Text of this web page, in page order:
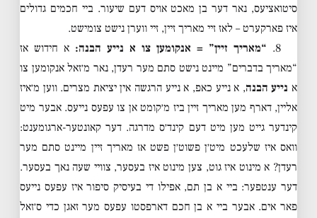
סיטואציעס, נאר דער בן מאכט אויס דעם שיעור. ביי חכמים גדולים
איז פארקערט – לאז זיי מאריך זיין, זיי ווערן נישט צומישט.
8.
“מאריך זיין” = אנקומען צו א נייע הבנה: א חידוש אז
“מאריך בדברים” מיינט נישט סתם מער רעדן, נאר מ׳זאל אנקומען צו
א נייע הבנה, א נייע כאפ, א נייע הרגשה אין יציאת מצרים. ווען מ׳איז
אליין, דארף מען מאריך זיין ביז מ׳קומט אן צו עפעס נייעס. אבער מיט
קינדער גייט מען מיט דעם קינד׳ס מדרגה. דער קאונטער-ארגומענט:
וואס איז שלעכט מיט׳ן פשוט׳ן פשט אז מאריך זיין מיינט סתם מער
רעדן? א מינוט איז גוט, צען מינוט איז בעסער, צוויי שעה נאך בעסער.
דער ענטפער: ביי א בן תם, אפילו די בעיסיק סיפור איז עפעס נייעס
פאר אים. אבער ביי א בן חכם דארפסטו עפעס מער זאגן כדי ס׳זאל